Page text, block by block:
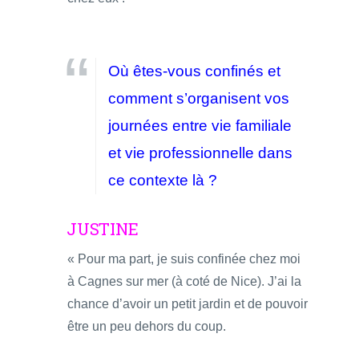
Où êtes-vous confinés et
comment s’organisent vos
journées entre vie familiale
et vie professionnelle dans
ce contexte là ?
JUSTINE
« Pour ma part, je suis confinée chez moi
à Cagnes sur mer (à coté de Nice). J’ai la
chance d’avoir un petit jardin et de pouvoir
être un peu dehors du coup.